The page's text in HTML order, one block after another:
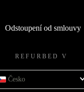
Odstoupení od smlouvy
REFURBED V
Česko